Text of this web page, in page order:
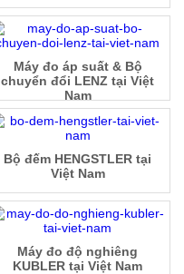
Máy đo áp suất & Bộ
chuyển đổi LENZ tại Việt
Nam
Bộ đếm HENGSTLER tại
Việt Nam
Máy đo độ nghiêng
KUBLER tại Việt Nam